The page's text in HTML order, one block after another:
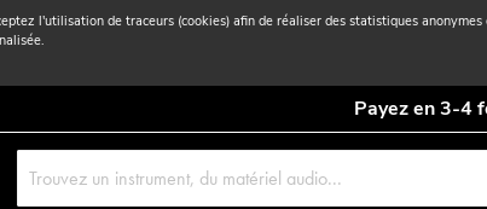
l'utilisation de traceurs (cookies) afin de réaliser des statistiques anonymes
Payez en 3-4